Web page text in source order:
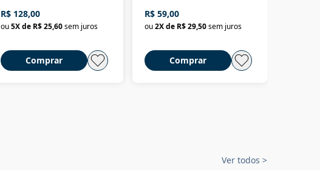
Civilização material
R$ 128,00
ou5X de R$ 25,60sem juros
Comprar
selvagem
R$ 59,00
ou2X de R$ 29,50sem juros
Comprar
Ver todos >